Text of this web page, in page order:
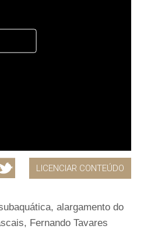
LICENCIAR CONTEÚDO
alargamento do
Fernando Tavares